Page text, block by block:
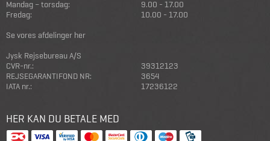
Mandag – torsdag:
9.00 - 17.00
Fredag:
10.00 - 17.00
Se vores afdelinger her
Jysk Rejsebureau A/S
CVR-nr.:
39312123
REJSEGARANTIFOND NR:
3654
IATA nr.:
17236122
HER KAN DU BETALE MED